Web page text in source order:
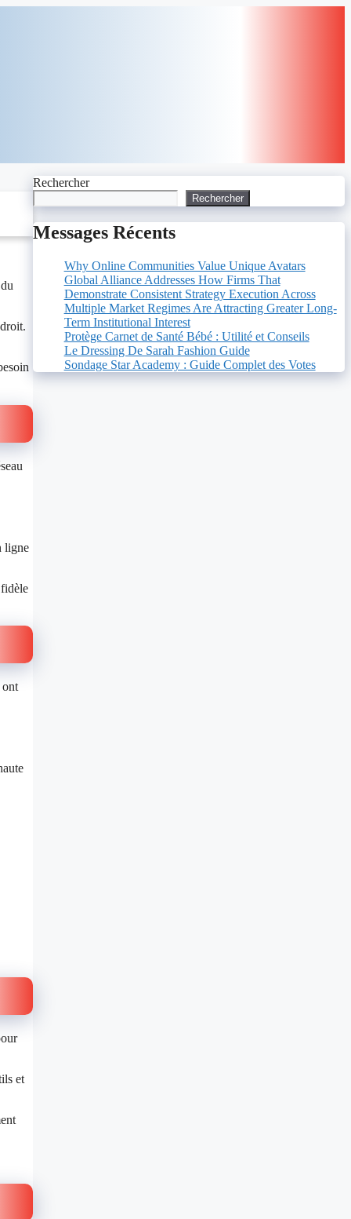
ligne
ont
et
Rechercher
Rechercher
Messages Récents
Why Online Communities Value Unique Avatars
Global Alliance Addresses How Firms That
Demonstrate Consistent Strategy Execution Across
Multiple Market Regimes Are Attracting Greater Long-
Term Institutional Interest
Protège Carnet de Santé Bébé : Utilité et Conseils
Le Dressing De Sarah Fashion Guide
Sondage Star Academy : Guide Complet des Votes